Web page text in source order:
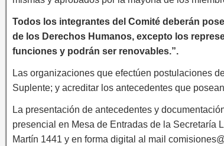
Todos los integrantes del Comité deberán
de los Derechos Humanos, excepto los
funciones y podrán ser renovables.”.
Las organizaciones que efectúen postulaciones
Suplente; y acreditar los antecedentes que
La presentación de antecedentes y
presencial en Mesa de Entradas de la Secretaría
Martín 1441 y en forma digital al mail